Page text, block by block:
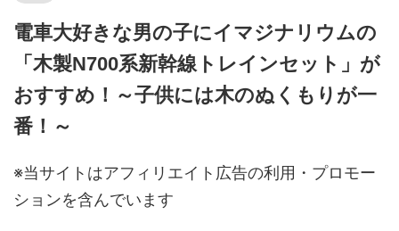
電車大好きな男の子にイマジナリウムの
「木製N700系新幹線トレインセット」が
おすすめ！～子供には木のぬくもりが一
番！～
※当サイトはアフィリエイト広告の利用・プロモー
ションを含んでいます